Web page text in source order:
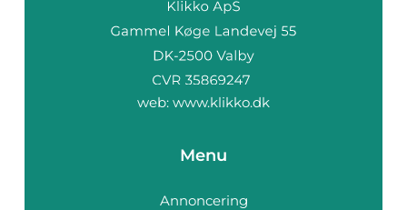
web: www.klikko.dk
Menu
Annoncering